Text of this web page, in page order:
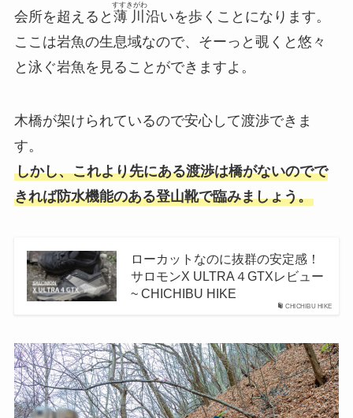
会所を超えると 薄川
すすきがわ
沿いを歩くことになります。
ここは岩魚の生息域なので、そーっと覗くと悠々
と泳ぐ岩魚を見ることができますよ。
木橋が架けられているので安心して渡渉できま
す。
しかし、これより先にある渡渉は橋がないのでで
きれば防水機能のある登山靴で臨みましょう。
CHICHIBU HIKE
ローカットなのに抜群の安定感！
サロモンX ULTRA４GTXレビュー
~ CHICHIBU HIKE